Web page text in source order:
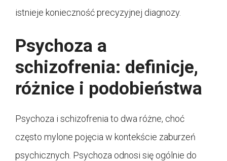
istnieje konieczność precyzyjnej diagnozy.
Psychoza a
schizofrenia: definicje,
różnice i podobieństwa
Psychoza i schizofrenia to dwa różne, choć
często mylone pojęcia w kontekście zaburzeń
psychicznych. Psychoza odnosi się ogólnie do